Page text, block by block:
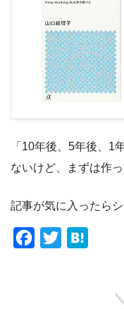
「10年後、5年後、1
ないけど、まずは作
記事が気に入ったら